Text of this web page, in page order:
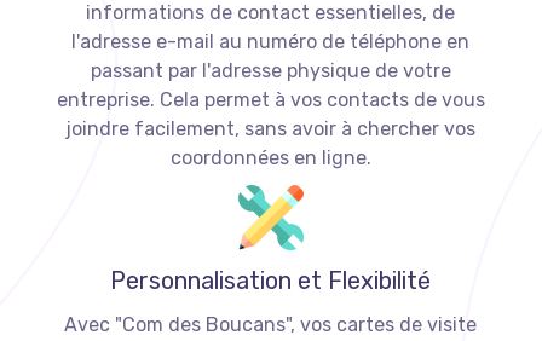
informations de contact essentielles, de
l'adresse e-mail au numéro de téléphone en
passant par l'adresse physique de votre
entreprise. Cela permet à vos contacts de vous
joindre facilement, sans avoir à chercher vos
coordonnées en ligne.
Personnalisation et Flexibilité
Avec "Com des Boucans", vos cartes de visite